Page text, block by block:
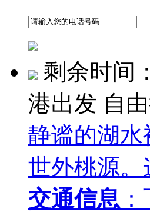
剩余时间：
港出发 自
静谧的湖
世外桃源
交通信息